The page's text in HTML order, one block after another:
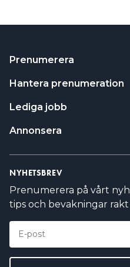
Prenumerera
Hantera prenumeration
Lediga jobb
Annonsera
NYHETSBREV
Prenumerera på vårt
tips och bevakningar